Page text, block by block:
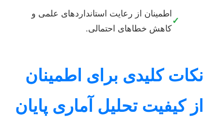
✓
اطمینان از رعایت استانداردهای علمی و
کاهش خطاهای احتمالی.
نکات کلیدی برای اطمینان
از کیفیت تحلیل آماری پایان